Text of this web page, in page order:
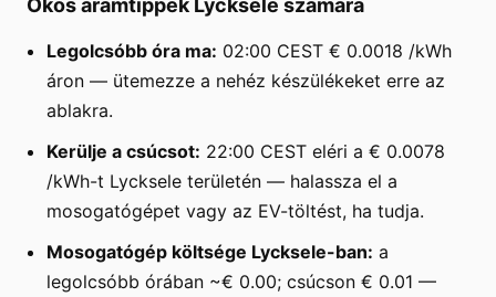
Legolcsóbb óra ma: 02:00 CEST € 0.0018 /kWh
áron — ütemezze a nehéz készülékeket erre az
ablakra.
Kerülje a csúcsot: 22:00 CEST eléri a € 0.0078
/kWh-t Lycksele területén — halassza el a
mosogatógépet vagy az EV-töltést, ha tudja.
Mosogatógép költsége Lycksele-ban: a
legolcsóbb órában ~€ 0.00; csúcson € 0.01 —